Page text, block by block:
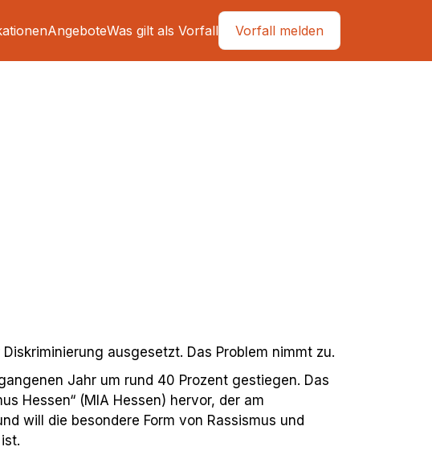
AngeboteWas gilt als Vorfall Vorfall melden
ausgesetzt. Das Problem nimmt zu.
Jahr um rund 40 Prozent gestiegen. Das
Hessen“ (MIA Hessen) hervor, der am
will die besondere Form von Rassismus und